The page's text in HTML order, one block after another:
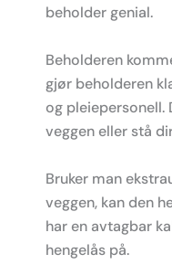
beholder genial.
Beholderen
gjør beholderen
og pleiepersonell.
veggen eller stå
Bruker man
veggen, kan den
har en avtagbar
hengelås på.